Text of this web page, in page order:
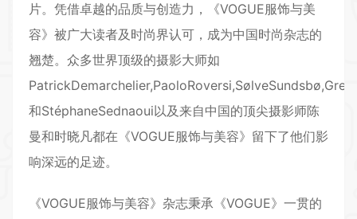
片。凭借卓越的品质与创造力，《VOGUE服饰与美
容》被广大读者及时尚界认可，成为中国时尚杂志的
翘楚。众多世界顶级的摄影大师如
和StéphaneSednaoui以及来自中国的顶尖摄影师陈
曼和时晓凡都在《VOGUE服饰与美容》留下了他们影
响深远的足迹。
《VOGUE服饰与美容》杂志秉承《VOGUE》一贯的